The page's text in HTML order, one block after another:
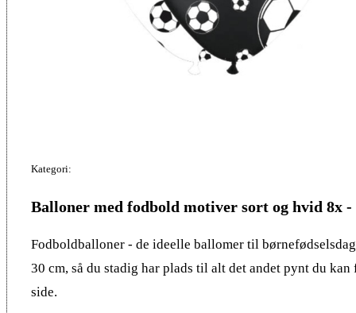
Kategori:
Balloner med fodbold motiver sort og hvid 8x -
Fodboldballoner - de ideelle ballomer til
30 cm, så du stadig har plads til alt det andet pynt du kan
side.